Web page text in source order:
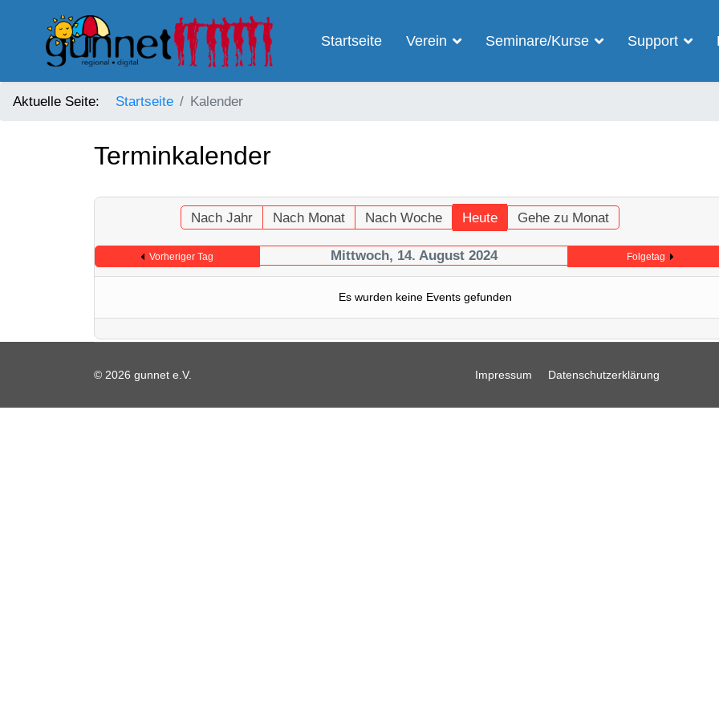
Startseite Verein Seminare/Kurse Support
Aktuelle Seite: Startseite Kalender
Terminkalender
Nach Jahr Nach Monat Nach Woche Heute Gehe zu Monat
Vorheriger Tag Mittwoch, 14. August 2024 Folgetag
Es wurden keine Events gefunden
© 2026 gunnet e.V. Impressum Datenschutzerklärung